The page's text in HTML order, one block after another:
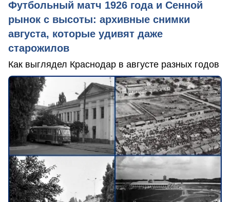
Футбольный матч 1926 года и Сенной
рынок с высоты: архивные снимки
августа, которые удивят даже
старожилов
Как выглядел Краснодар в августе разных годов